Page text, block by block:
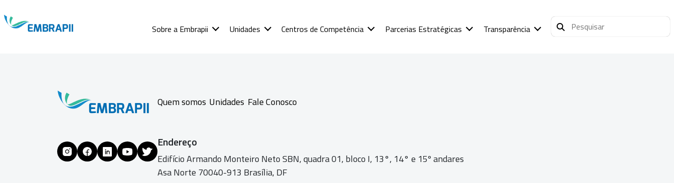
Sobre a Embrapii Unidades Centros de Competência Parcerias Estratégicas Transparência
Quem somos Unidades Fale Conosco
Endereço
Edifício Armando Monteiro Neto SBN, quadra 01, bloco I, 13°, 14° e 15º andares
Asa Norte 70040-913 Brasília, DF